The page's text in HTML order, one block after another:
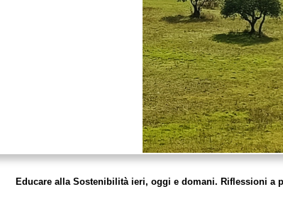
Educare alla Sostenibilità ieri, oggi e domani. Riflessioni a